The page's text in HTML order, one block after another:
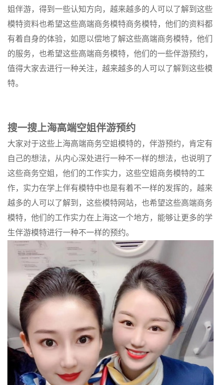
姐伴游，得到一些认知方向，越来越多的人可以了解到这些
模特资料也希望这些高端商务模特商务模特，他们的资料都
有着自身的体验，如愿以偿地了解这些高端商务模特，他们
的服务，也希望这些高端商务模特，他们的一些伴游预约，
值得大家去进行一种关注，越来越多的人可以了解到这些模
特。
搜一搜上海高端空姐伴游预约
大家对于这些上海高端商务空姐模特的，伴游预约，肯定有
自己的想法，从内心深处进行一种不一样的想法，也说明了
这些商务空姐，他们的工作实力，这些空姐商务模特的工
作，实力在学上伴有模特中也是有着不一样的发挥的，越来
越多的人可以了解到，这些模特网站，也希望这些高端商务
模特，他们的工作实力在上海这一个地方，能够让更多的学
生伴游模特进行一种不一样的预约。